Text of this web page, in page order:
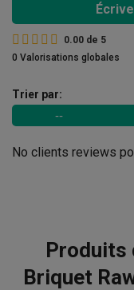
0.00 de 5
0 Valorisations globales
Trier par:
No clients reviews
Produits
Briquet